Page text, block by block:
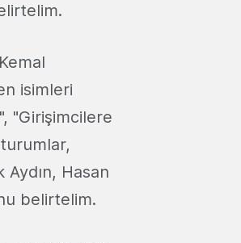
isimleri
"Girişimcilere
Hasan
belirtelim.